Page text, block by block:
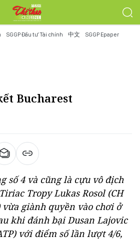
SGGP Đầu tư Tài chính 中文 SGGP Epaper
Bucharest
số 4 và cũng là cựu vô địch
Tropy Lukas Rosol (CH
vừa giành quyền vào chơi ở
khi đánh bại Dusan Lajovic
với điểm số lần lượt 4/6,